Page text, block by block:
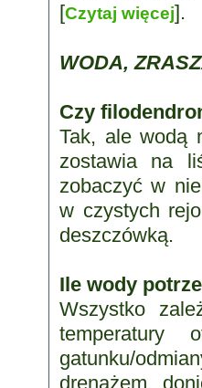
[Czytaj więcej].
WODA,
Czy
Tak, ale wodą
zostawia na
zobaczyć w
w czystych
deszczówką.
Ile wody
Wszystko
temperatury
gatunku/
drenażem,